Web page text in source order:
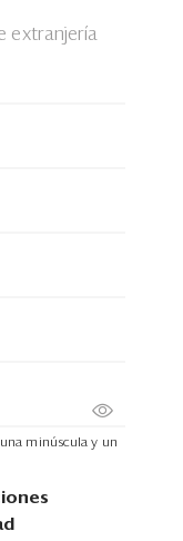
extranjería
minúscula y un